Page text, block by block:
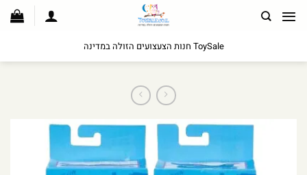
לתוכן
ToySale חנות הצעצועים הזולה במדינה